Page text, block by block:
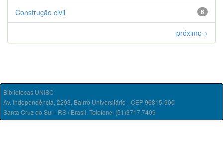
6
Construção civil
próximo >
Bibliotecas UNISC
Av. Independência, 2293, Bairro Universitário - CEP 96815-900
Santa Cruz do Sul - RS / Brasil. Telefone: (51)3717.7409